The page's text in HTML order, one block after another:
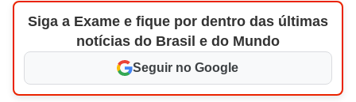
Siga a Exame e fique por dentro das últimas
notícias do Brasil e do Mundo
Seguir no Google